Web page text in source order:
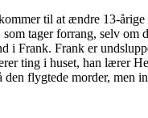
til at ændre 13-
tager forrang, selv om
i Frank. Frank er
ting i huset, han lærer
den flygtede morder, men